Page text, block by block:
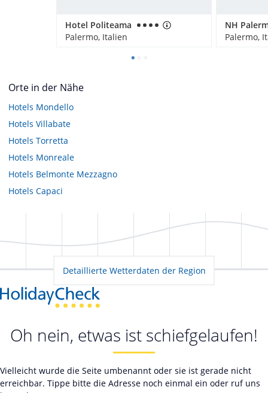
Hotel Politeama
Palermo, Italien
NH
Palermo,
Orte in der Nähe
Hotels Mondello
Hotels Villabate
Hotels Torretta
Hotels Monreale
Hotels Belmonte Mezzagno
Hotels Capaci
Detaillierte Wetterdaten der Region
Oh nein, etwas ist schiefgelaufen!
Vielleicht wurde die Seite umbenannt oder sie ist gerade nicht
erreichbar. Tippe bitte die Adresse noch einmal ein oder ruf uns